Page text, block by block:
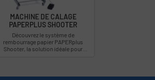
MACHINE DE CALAGE
PAPERPLUS SHOOTER
Découvrez le système de
rembourrage papier PAPERplus
Shooter, la solution idéale pour